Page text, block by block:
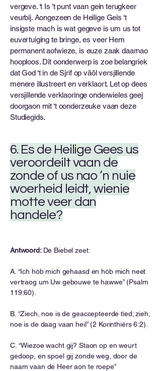
vergeve. ‘t Is ‘t punt vaan gein terugkeer
veurbij. Aongezeen de Heilige Geis ‘t
insigste mach is wat gegeve is um us tot
euvertuiging te bringe, es veer Hem
permanent aofwieze, is euze zaak daarnao
hooploos. Dit oonderwerp is zoe belangriek
dat God ‘t in de Sjrif op väöl versjillende
menere illustreert en verklaort. Let op dees
versjillende verklaoringe onderwieles geej
doorgaon mit ‘t oonderzeuke vaan deze
Studiegids.
6. Es de Heilige Gees us
veroordeilt vaan de
zonde of us nao ‘n nuie
woerheid leidt, wienie
motte veer dan
handele?
Antwoord: De Biebel zeet:
A. “Ich höb mich gehaasd en höb mich neet
vertraog um Uw gebouwe te hawwe” (Psalm
119:60).
B. “Ziech, noe is de geaccepteerde tied; zieh,
noe is de daag vaan heil” (2 Korinthiërs 6:2).
C. “Wiezoe wacht gij? Staon op en weurt
gedoop, en spoel gij zonde weg, door de
naam vaan de Heer aon te roepe”